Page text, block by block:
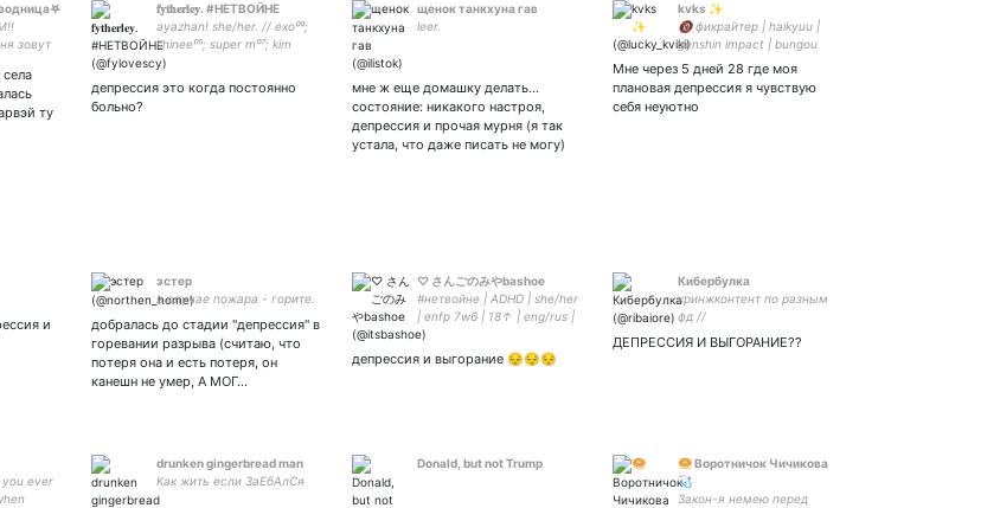
зовут
сбер
ту
𝐟𝐲𝐭𝐡𝐞𝐫𝐥𝐞𝐲. #НЕТВОЙНЕ
ayazhan! she/her. // exo⁰⁹;
shinee⁰⁵; super m⁰⁷; kim
hyuna. | hxh, aot, haikyuu,
franxx, tokyo revengers, jjk
депрессия это когда постоянно
больно?
щенок танкхуна гав
leer.
мне ж еще домашку делать...
состояние: никакого настроя,
депрессия и прочая мурня (я так
устала, что даже писать не могу)
kvks ✨
🔞 фикрайтер | haikyuu |
genshin impact | bungou
stray dogs | my hero
academia | SPOILERS | на
«вы», пожалуйста
Мне через 5 дней 28 где моя
плановая депрессия я чувствую
себя неуютно
и
эстер
в случае пожара - горите.
добралась до стадии "депрессия" в
горевании разрыва (считаю, что
потеря она и есть потеря, он
канешн не умер, А МОГ…
♡ さんごのみやbashoe
#нетвойне | ADHD | she/her
| enfp 7w6 | 18↑ | eng/rus |
interfem | art acc | priv |
депрессия и выгорание 😔😔😔
Кибербулка
кринжконтент по разным
фд //
ДЕПРЕССИЯ И ВЫГОРАНИЕ??
ever
drunken gingerbread man
Как жить если ЗаЕбАлСя
Donald, but not Trump
🥯 Воротничок Чичикова
🩺
Закон-я немею перед